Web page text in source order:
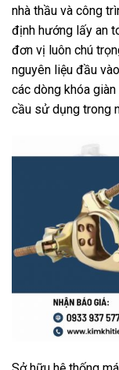
nhà thầu và công
định hướng lấy an
đơn vị luôn chú
nguyên liệu đầu
các dòng khóa
cầu sử dụng trong